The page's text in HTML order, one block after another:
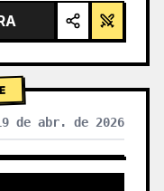
de abr. de 2026
MODELOS